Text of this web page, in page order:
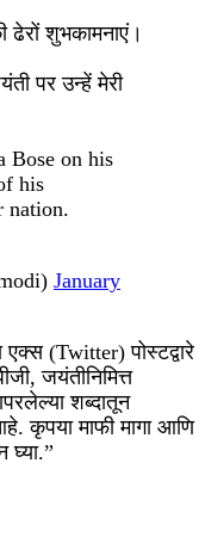
ढेरों शुभकामनाएं।
पर उन्हें मेरी
Bose on his
his
nation.
January
(Twitter) पोस्टद्वारे
जयंतीनिमित्त
शब्दातून
कृपया माफी मागा आणि
घ्या.”